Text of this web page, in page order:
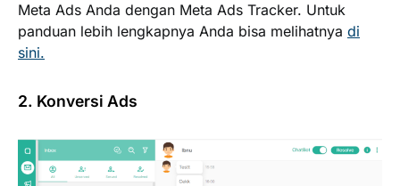
Meta Ads Anda dengan Meta Ads Tracker. Untuk
panduan lebih lengkapnya Anda bisa melihatnya di
sini.
2. Konversi Ads